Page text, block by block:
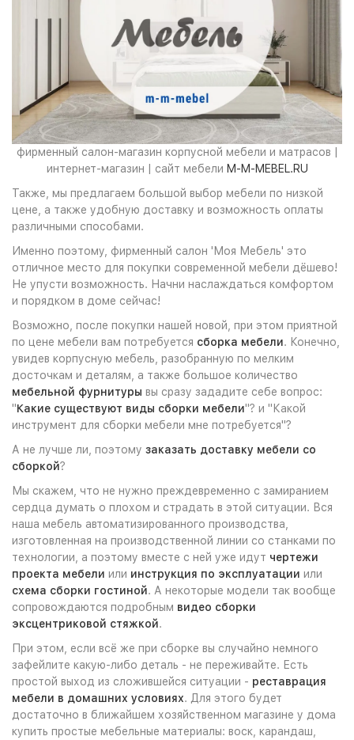
фирменный салон-магазин корпусной мебели и матрасов |
интернет-магазин | сайт мебели M-M-MEBEL.RU
Также, мы предлагаем большой выбор мебели по низкой
цене, а также удобную доставку и возможность оплаты
различными способами.
Именно поэтому, фирменный салон 'Моя Мебель' это
отличное место для покупки современной мебели дёшево!
Не упусти возможность. Начни наслаждаться комфортом
и порядком в доме сейчас!
Возможно, после покупки нашей новой, при этом приятной
по цене мебели вам потребуется сборка мебели. Конечно,
увидев корпусную мебель, разобранную по мелким
досточкам и деталям, а также большое количество
мебельной фурнитуры вы сразу зададите себе вопрос:
"Какие существуют виды сборки мебели"? и "Какой
инструмент для сборки мебели мне потребуется"?
А не лучше ли, поэтому заказать доставку мебели со
сборкой?
Мы скажем, что не нужно преждевременно с замиранием
сердца думать о плохом и страдать в этой ситуации. Вся
наша мебель автоматизированного производства,
изготовленная на производственной линии со станками по
технологии, а поэтому вместе с ней уже идут чертежи
проекта мебели или инструкция по эксплуатации или
схема сборки гостиной. А некоторые модели так вообще
сопровождаются подробным видео сборки
эксцентриковой стяжкой.
При этом, если всё же при сборке вы случайно немного
зафейлите какую-либо деталь - не переживайте. Есть
простой выход из сложившейся ситуации - реставрация
мебели в домашних условиях. Для этого будет
достаточно в ближайшем хозяйственном магазине у дома
купить простые мебельные материалы: воск, карандаш,